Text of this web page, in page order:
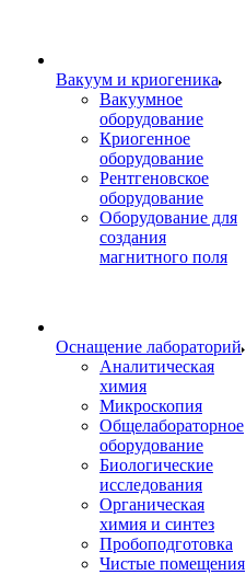
Вакуум и криогеника
Вакуумное
оборудование
Криогенное
оборудование
Рентгеновское
оборудование
Оборудование для
создания
магнитного поля
Оснащение лабораторий
Аналитическая
химия
Микроскопия
Общелабораторное
оборудование
Биологические
исследования
Органическая
химия и синтез
Пробоподготовка
Чистые помещения